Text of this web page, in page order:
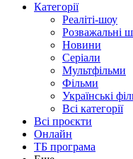
Категорії
Реаліті-шоу
Розважальні
Новини
Серіали
Мультфільми
Фільми
Українські
Всі категорії
Всі проєкти
Онлайн
ТБ програма